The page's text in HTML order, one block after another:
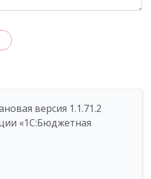
версия 1.1.71.2
«1C:Бюджетная